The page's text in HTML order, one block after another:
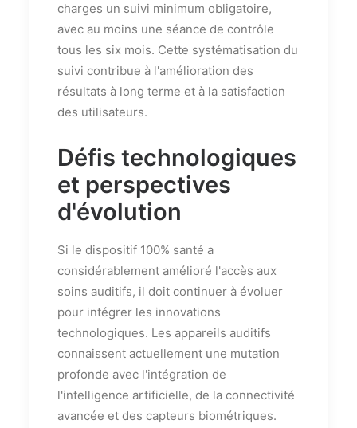
charges un suivi minimum obligatoire,
avec au moins une séance de contrôle
tous les six mois. Cette systématisation du
suivi contribue à l'amélioration des
résultats à long terme et à la satisfaction
des utilisateurs.
Défis technologiques
et perspectives
d'évolution
Si le dispositif 100% santé a
considérablement amélioré l'accès aux
soins auditifs, il doit continuer à évoluer
pour intégrer les innovations
technologiques. Les appareils auditifs
connaissent actuellement une mutation
profonde avec l'intégration de
l'intelligence artificielle, de la connectivité
avancée et des capteurs biométriques.